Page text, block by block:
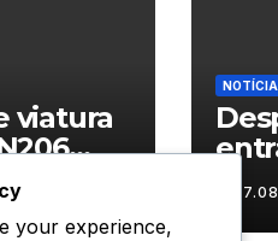
viatura
NOTÍCIA
your experience,